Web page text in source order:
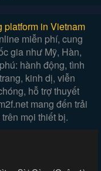
platform in Vietnam
miễn phí, cung
gia như Mỹ, Hàn,
hành động, tình
kinh dị, viễn
hỗ trợ thuyết
mang đến trải
mọi thiết bị.